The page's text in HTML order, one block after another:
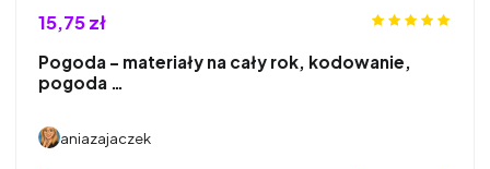
15,75 zł
Pogoda - materiały na cały rok, kodowanie,
pogoda …
aniazajaczek